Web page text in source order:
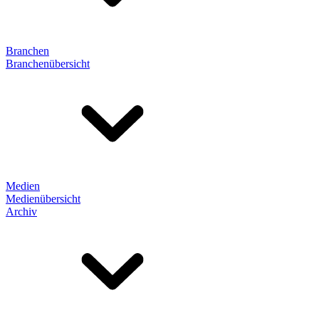
Branchen
Branchenübersicht
Medien
Medienübersicht
Archiv